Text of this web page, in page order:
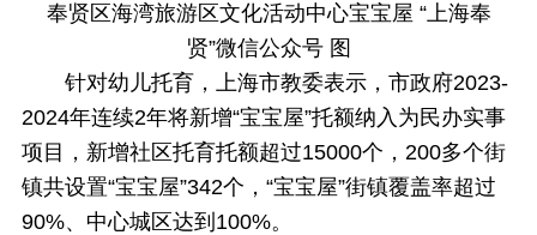
奉贤区海湾旅游区文化活动中心宝宝屋 “上海奉
贤”微信公众号 图
针对幼儿托育，上海市教委表示，市政府2023-
2024年连续2年将新增“宝宝屋”托额纳入为民办实事
项目，新增社区托育托额超过15000个，200多个街
镇共设置“宝宝屋”342个，“宝宝屋”街镇覆盖率超过
90%、中心城区达到100%。